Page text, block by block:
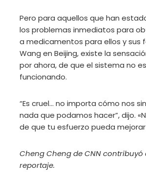
Pero para aquellos que han
los problemas inmediatos para
a medicamentos para ellos y sus
Wang en Beijing, existe la
por ahora, de que el sistema no
funcionando.
“Es cruel… no importa cómo nos
nada que podamos hacer”, dijo.
de que tu esfuerzo pueda mejorar
Cheng Cheng de CNN contribuyó
reportaje.